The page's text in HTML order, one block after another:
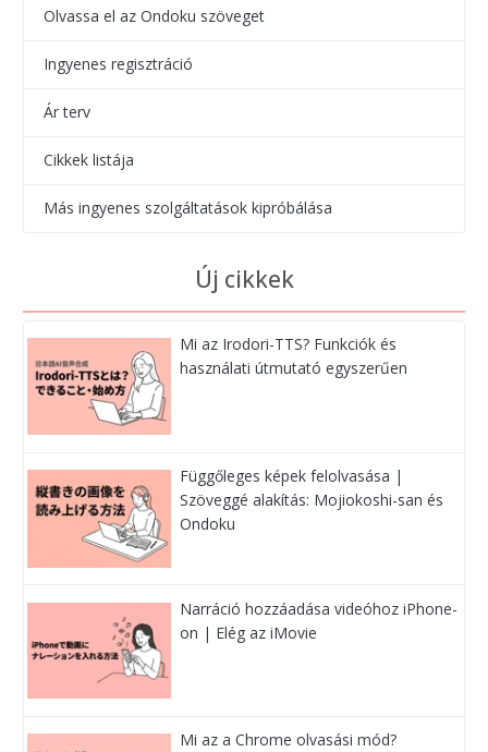
Olvassa el az Ondoku szöveget
Ingyenes regisztráció
Ár terv
Cikkek listája
Más ingyenes szolgáltatások kipróbálása
Új cikkek
Mi az Irodori-TTS? Funkciók és
használati útmutató egyszerűen
Függőleges képek felolvasása |
Szöveggé alakítás: Mojiokoshi-san és
Ondoku
Narráció hozzáadása videóhoz iPhone-
on | Elég az iMovie
Mi az a Chrome olvasási mód?